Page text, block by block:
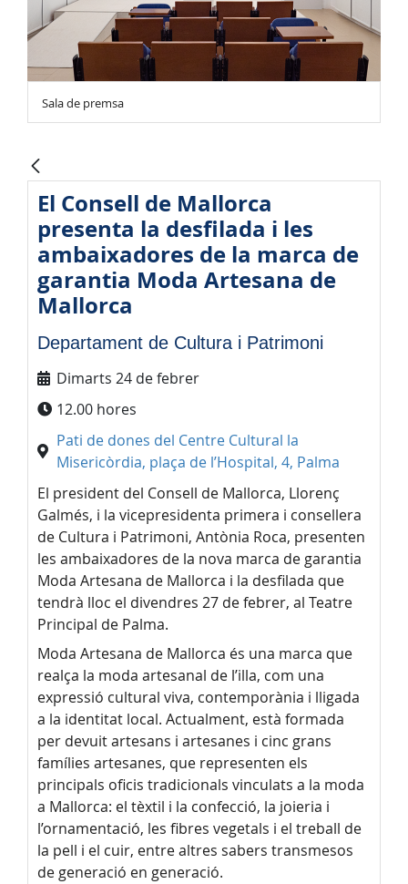
Sala de premsa
El Consell de Mallorca
presenta la desfilada i les
ambaixadores de la marca de
garantia Moda Artesana de
Mallorca
Departament de Cultura i Patrimoni
Dimarts 24 de febrer
12.00 hores
Pati de dones del Centre Cultural la
Misericòrdia, plaça de l’Hospital, 4, Palma
El president del Consell de Mallorca, Llorenç
Galmés, i la vicepresidenta primera i consellera
de Cultura i Patrimoni, Antònia Roca, presenten
les ambaixadores de la nova marca de garantia
Moda Artesana de Mallorca i la desfilada que
tendrà lloc el divendres 27 de febrer, al Teatre
Principal de Palma.
Moda Artesana de Mallorca és una marca que
realça la moda artesanal de l’illa, com una
expressió cultural viva, contemporània i lligada
a la identitat local. Actualment, està formada
per devuit artesans i artesanes i cinc grans
famílies artesanes, que representen els
principals oficis tradicionals vinculats a la moda
a Mallorca: el tèxtil i la confecció, la joieria i
l’ornamentació, les fibres vegetals i el treball de
la pell i el cuir, entre altres sabers transmesos
de generació en generació.